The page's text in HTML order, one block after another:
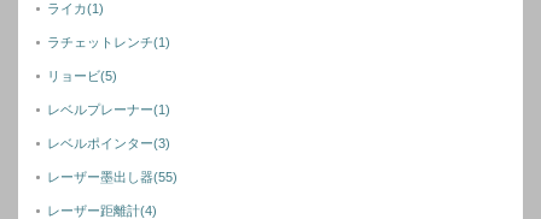
ライカ(1)
ラチェットレンチ(1)
リョービ(5)
レベルプレーナー(1)
レベルポインター(3)
レーザー墨出し器(55)
レーザー距離計(4)